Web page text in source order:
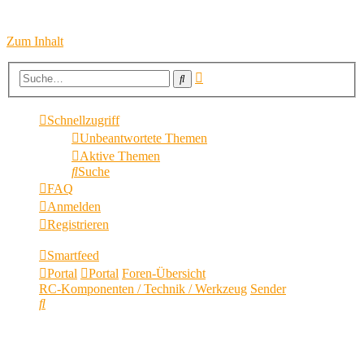
Zum Inhalt
Suche
Schnellzugriff
Unbeantwortete Themen
Aktive Themen
Suche
FAQ
Anmelden
Registrieren
Smartfeed
Portal
Portal Foren-Übersicht
RC-Komponenten / Technik / Werkzeug Sender
Suche